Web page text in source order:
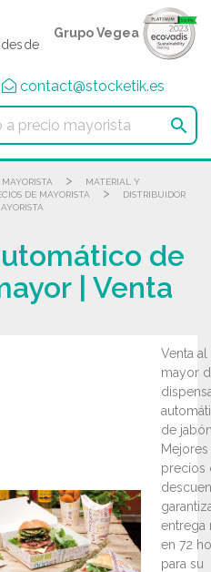
Grupo Vegea
contact@stocketik.es

>
MATERIAL Y
DE MAYORISTA
>
DISTRIBUIDOR
de
| Venta
Venta
mayor
de
Mejores
precios
entrega
en 72
para su